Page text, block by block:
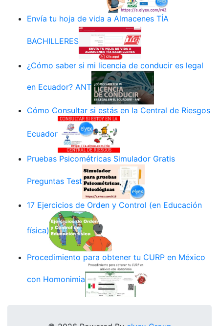
Envía tu hoja de vida a Almacenes TÍA
BACHILLERES
¿Cómo saber si mi licencia de conducir es legal
en Ecuador? ANT
Cómo Consultar si estás en la Central de Riesgos
Ecuador
Pruebas Psicométricas Simulador Gratis
Preguntas Test
17 Ejercicios de Orden y Control (en Educación
física)
Procedimiento para obtener tu CURP en México
con Homonimia